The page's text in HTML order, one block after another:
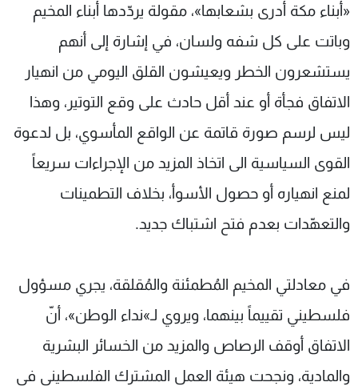
«أبناء مكة أدرى بشعابها»، مقولة يردّدها أبناء المخيم
وباتت على كل شفه ولسان، في إشارة إلى أنهم
يستشعرون الخطر ويعيشون القلق اليومي من انهيار
الاتفاق فجأة أو عند أقل حادث على وقع التوتير، وهذا
ليس لرسم صورة قاتمة عن الواقع المأسوي، بل لدعوة
القوى السياسية الى اتخاذ المزيد من الإجراءات سريعاً
لمنع انهياره أو حصول الأسوأ، بخلاف التطمينات
والتعهّدات بعدم فتح اشتباك جديد.
في معادلتي المخيم المُطمئنة والمُقلقة، يجري مسؤول
فلسطيني تقييماً بينهما، ويروي لـ»نداء الوطن»، أنّ
الاتفاق أوقف الرصاص والمزيد من الخسائر البشرية
والمادية، ونجحت هيئة العمل المشترك الفلسطيني في